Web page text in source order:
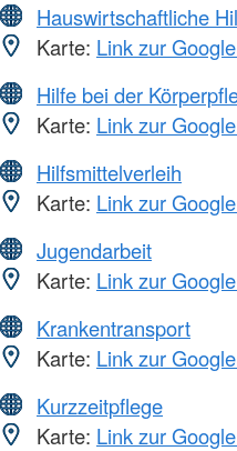
Hauswirtschaftliche
Karte: Link zur
Hilfe bei der
Karte: Link zur
Hilfsmittelverleih
Karte: Link zur
Jugendarbeit
Karte: Link zur
Krankentransport
Karte: Link zur
Kurzzeitpflege
Karte: Link zur